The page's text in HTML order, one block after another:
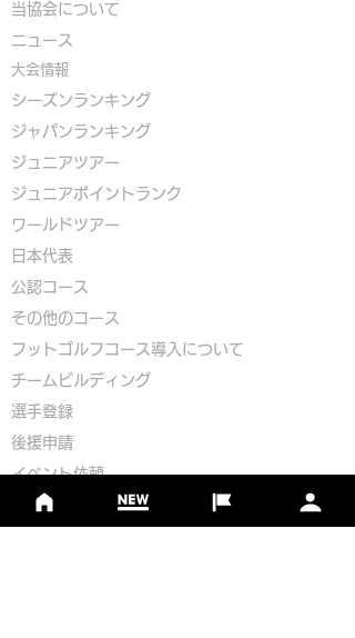
​当協会について
​ニュース
大会情報
シーズンランキング
ジャパンランキング
ジュニアツアー
ジュニアポイントランク
​ワールドツアー
​​日本代表
公認コース
​その他のコース
​ フットゴルフコース導入について
​チームビルディング
選手登録​
​後援申請
​イベント依頼
プライバシーポリシー